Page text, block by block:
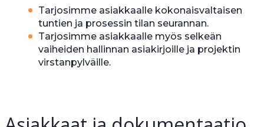
Tarjosimme asiakkaalle kokonaisvaltaisen
tuntien ja prosessin tilan seurannan.
Tarjosimme asiakkaalle myös selkeän
vaiheiden hallinnan asiakirjoille ja projektin
virstanpylväille.